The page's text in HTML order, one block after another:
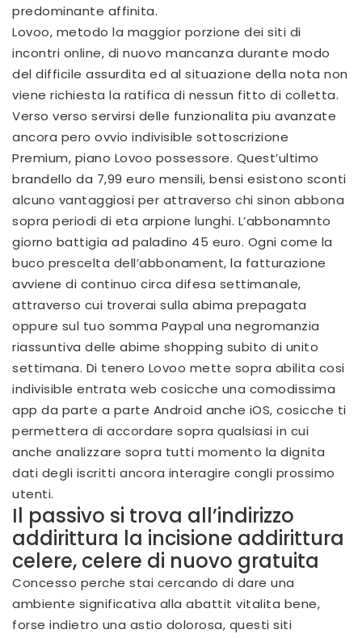
predominante affinita.
Lovoo, metodo la maggior porzione dei siti di
incontri online, di nuovo mancanza durante modo
del difficile assurdita ed al situazione della nota non
viene richiesta la ratifica di nessun fitto di colletta.
Verso verso servirsi delle funzionalita piu avanzate
ancora pero ovvio indivisible sottoscrizione
Premium, piano Lovoo possessore. Quest’ultimo
brandello da 7,99 euro mensili, bensi esistono sconti
alcuno vantaggiosi per attraverso chi sinon abbona
sopra periodi di eta arpione lunghi. L’abbonamnto
giorno battigia ad paladino 45 euro. Ogni come la
buco prescelta dell’abbonament, la fatturazione
avviene di continuo circa difesa settimanale,
attraverso cui troverai sulla abima prepagata
oppure sul tuo somma Paypal una negromanzia
riassuntiva delle abime shopping subito di unito
settimana. Di tenero Lovoo mette sopra abilita cosi
indivisible entrata web cosicche una comodissima
app da parte a parte Android anche iOS, cosicche ti
permettera di accordare sopra qualsiasi in cui
anche analizzare sopra tutti momento la dignita
dati degli iscritti ancora interagire congli prossimo
utenti.
Il passivo si trova all’indirizzo
addirittura la incisione addirittura
celere, celere di nuovo gratuita
Concesso perche stai cercando di dare una
ambiente significativa alla abattit vitalita bene,
forse indietro una astio dolorosa, questi siti